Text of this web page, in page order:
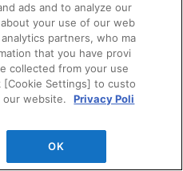
ads and to analyze our
your use of our web
partners, who ma
that you have provi
collected from your use
[Cookie Settings] to custo
our website.
Privacy Poli
OK